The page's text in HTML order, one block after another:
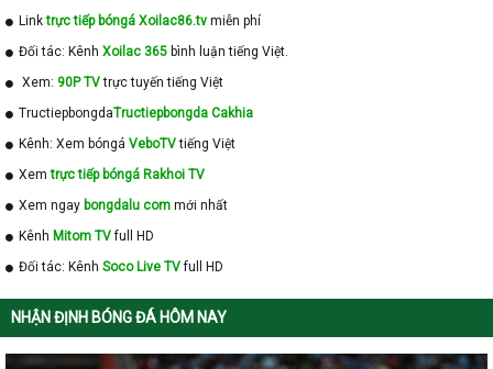
Linktrực tiếp bóngá Xoilac86.tv miễn phí
Đối tác: Kênh Xoilac 365 bình luận tiếng Việt.
Xem: 90P TVtrực tuyến tiếng Việt
TructiepbongdaTructiepbongda Cakhia
Kênh: Xem bóngá VeboTVtiếng Việt
Xemtrực tiếp bóngá Rakhoi TV
Xem ngay bongdalu com mới nhất
Kênh Mitom TVfull HD
Đối tác: Kênh Soco Live TVfull HD
NHẬN ĐỊNH BÓNG ĐÁ HÔM NAY